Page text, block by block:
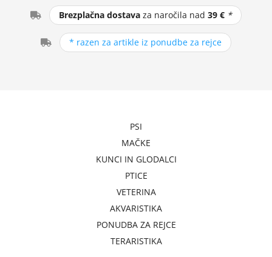
Brezplačna dostava za naročila nad39 € *
* razen za artikle iz ponudbe za rejce
PSI
MAČKE
KUNCI IN GLODALCI
PTICE
VETERINA
AKVARISTIKA
PONUDBA ZA REJCE
TERARISTIKA